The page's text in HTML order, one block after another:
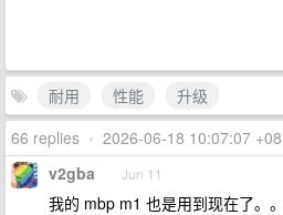
耐用 性能
升级
66 replies • 2026-06-18 10:07:07
v2gba Jun 11
我的 mbp m1 也是用到现在了。